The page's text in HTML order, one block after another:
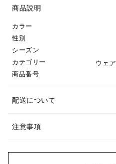
商品説明
カラー
性別
シーズン
カテゴリー
ウェア
商品番号
配送について
注意事項